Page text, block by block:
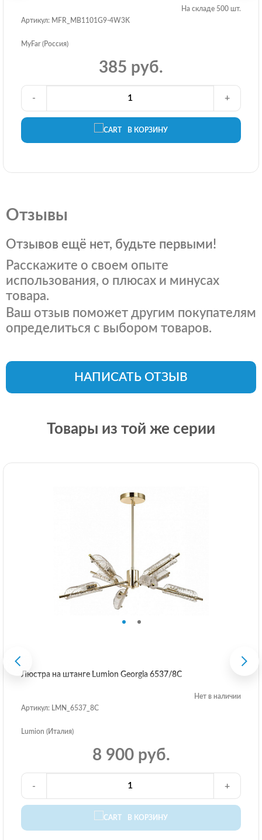
На складе 500 шт.
Артикул: MFR_MB1101G9-4W3K
MyFar (Россия)
385 руб.
В КОРЗИНУ
- +
Отзывы
Отзывов ещё нет, будьте первыми!
Расскажите о своем опыте
использования, о плюсах и минусах
товара.
Ваш отзыв поможет другим покупателям
определиться с выбором товаров.
НАПИСАТЬ ОТЗЫВ
Товары из той же серии
Люстра на штанге Lumion Georgia 6537/8C
Нет в наличии
Артикул: LMN_6537_8C
Lumion (Италия)
8 900 руб.
В КОРЗИНУ
- +